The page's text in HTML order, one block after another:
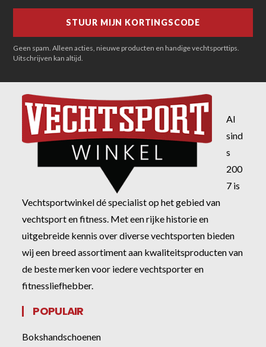
Geen spam. Alleen acties, nieuwe producten en handige vechtsporttips.
Uitschrijven kan altijd.
Al
sind
s
200
7 is
Vechtsportwinkel dé specialist op het gebied van
vechtsport en fitness. Met een rijke historie en
uitgebreide kennis over diverse vechtsporten bieden
wij een breed assortiment aan kwaliteitsproducten van
de beste merken voor iedere vechtsporter en
fitnessliefhebber.
POPULAIR
Bokshandschoenen